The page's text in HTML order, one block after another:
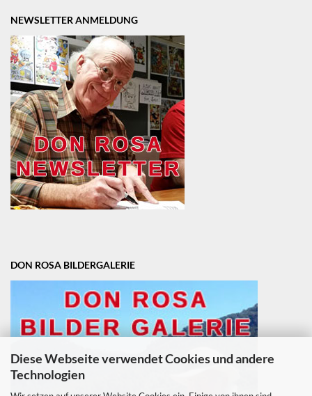
Diese Webseite verwendet Cookies und andere
Technologien
NEWSLETTER ANMELDUNG
DON ROSA BILDERGALERIE